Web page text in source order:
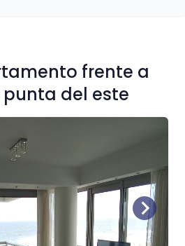
frente a
del este